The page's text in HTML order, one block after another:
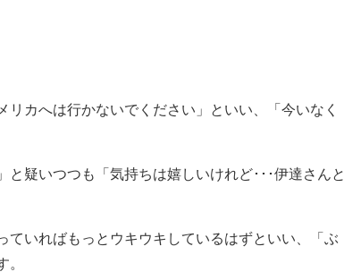
カへは行かないでください」といい、「今いなく
疑いつつも「気持ちは嬉しいけれど･･･伊達さんと
ていればもっとウキウキしているはずといい、「ぶ
。